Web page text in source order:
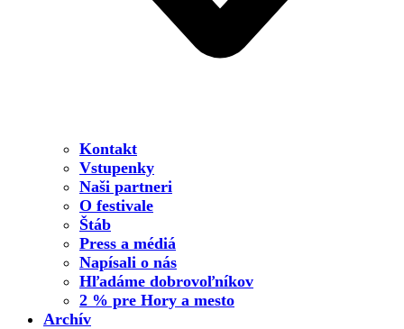
Kontakt
Vstupenky
Naši partneri
O festivale
Štáb
Press a médiá
Napísali o nás
Hľadáme dobrovoľníkov
2 % pre Hory a mesto
Archív